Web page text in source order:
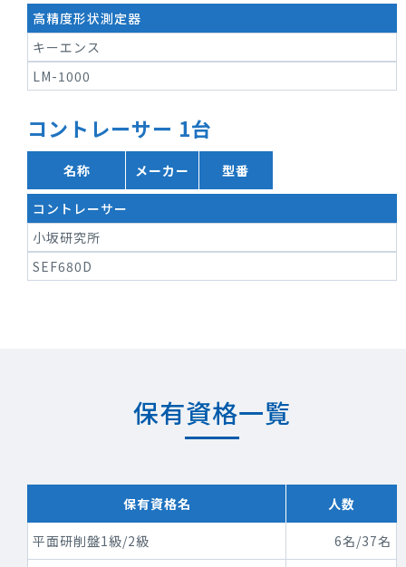
高精度形状測定器
キーエンス
LM-1000
コントレーサー 1台
名称 メーカー 型番
コントレーサー
小坂研究所
SEF680D
保有資格一覧
保有資格名 人数
平面研削盤1級/2級 6名/37名